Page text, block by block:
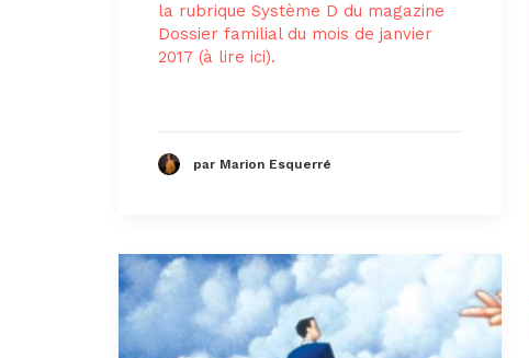
la rubrique Système D du magazine
Dossier familial du mois de janvier
2017 (à lire ici).
par Marion Esquerré